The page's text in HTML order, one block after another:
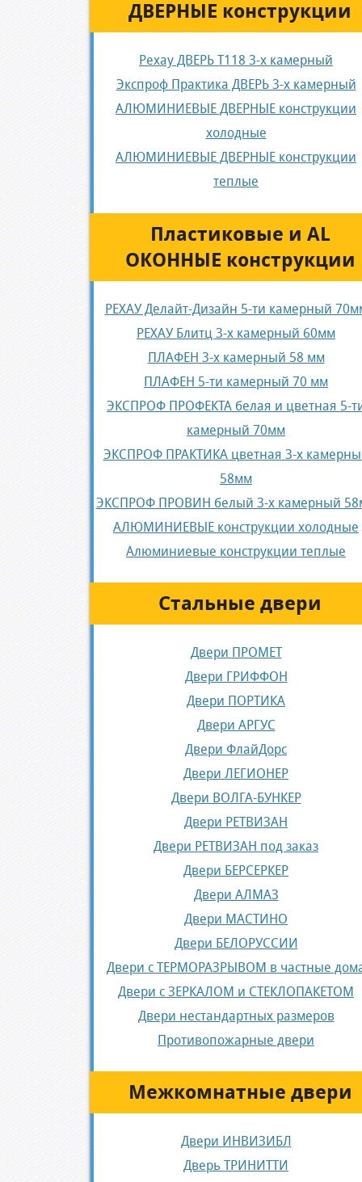
ДВЕРНЫЕ конструкции
Рехау ДВЕРЬ Т118 3-х камерный
Экспроф Практика ДВЕРЬ 3-х камерный
АЛЮМИНИЕВЫЕ ДВЕРНЫЕ конструкции
холодные
АЛЮМИНИЕВЫЕ ДВЕРНЫЕ конструкции
теплые
Пластиковые и AL
ОКОННЫЕ конструкции
РЕХАУ Делайт-Дизайн 5-ти камерный
РЕХАУ Блитц 3-х камерный 60мм
ПЛАФЕН 3-х камерный 58 мм
ПЛАФЕН 5-ти камерный 70 мм
ЭКСПРОФ ПРОФЕКТА белая и цветная 5-
камерный 70мм
ЭКСПРОФ ПРАКТИКА цветная 3-х
58мм
ЭКСПРОФ ПРОВИН белый 3-х камерный
АЛЮМИНИЕВЫЕ конструкции холодные
Алюминиевые конструкции теплые
Стальные двери
Двери ПРОМЕТ
Двери ГРИФФОН
Двери ПОРТИКА
Двери АРГУС
Двери ФлайДорс
Двери ЛЕГИОНЕР
Двери ВОЛГА-БУНКЕР
Двери РЕТВИЗАН
Двери РЕТВИЗАН под заказ
Двери БЕРСЕРКЕР
Двери АЛМАЗ
Двери МАСТИНО
Двери БЕЛОРУССИИ
Двери с ТЕРМОРАЗРЫВОМ в частные
Двери с ЗЕРКАЛОМ и СТЕКЛОПАКЕТОМ
Двери нестандартных размеров
Противопожарные двери
Межкомнатные двери
Двери ИНВИЗИБЛ
Дверь ТРИНИТТИ